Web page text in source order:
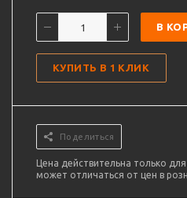
В
КУПИТЬ В 1 КЛИК
Поделиться
Цена действительна только
может отличаться от цен в